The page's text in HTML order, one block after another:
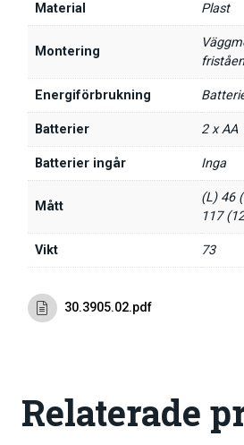
Material Plast
Montering
Energiförbrukning
Batterier 2 x AA
Batterier ingår Inga
Mått
(L) 46
117
Vikt 73
30.3905.02.pdf
Relaterade